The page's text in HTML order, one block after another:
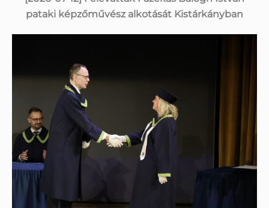
pataki képzőművész alkotását Kistárkányban